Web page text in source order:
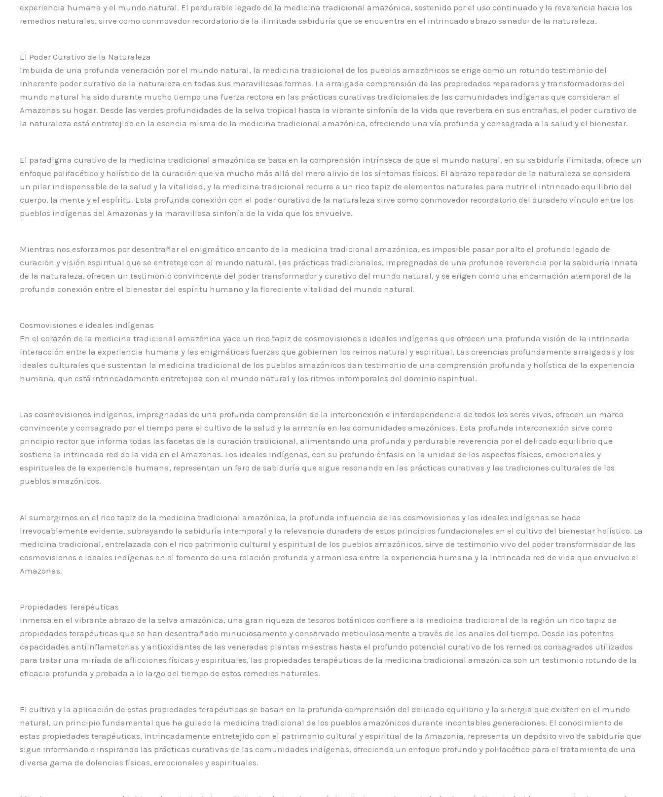
experiencia humana y el mundo natural. El perdurable legado de la medicina tradicional amazónica, sostenido por el uso continuado y la reverencia hacia los
remedios naturales, sirve como conmovedor recordatorio de la ilimitada sabiduría que se encuentra en el intrincado abrazo sanador de la naturaleza.
El Poder Curativo de la Naturaleza
Imbuida de una profunda veneración por el mundo natural, la medicina tradicional de los pueblos amazónicos se erige como un rotundo testimonio del
inherente poder curativo de la naturaleza en todas sus maravillosas formas. La arraigada comprensión de las propiedades reparadoras y transformadoras del
mundo natural ha sido durante mucho tiempo una fuerza rectora en las prácticas curativas tradicionales de las comunidades indígenas que consideran el
Amazonas su hogar. Desde las verdes profundidades de la selva tropical hasta la vibrante sinfonía de la vida que reverbera en sus entrañas, el poder curativo de
la naturaleza está entretejido en la esencia misma de la medicina tradicional amazónica, ofreciendo una vía profunda y consagrada a la salud y el bienestar.
El paradigma curativo de la medicina tradicional amazónica se basa en la comprensión intrínseca de que el mundo natural, en su sabiduría ilimitada, ofrece un
enfoque polifacético y holístico de la curación que va mucho más allá del mero alivio de los síntomas físicos. El abrazo reparador de la naturaleza se considera
un pilar indispensable de la salud y la vitalidad, y la medicina tradicional recurre a un rico tapiz de elementos naturales para nutrir el intrincado equilibrio del
cuerpo, la mente y el espíritu. Esta profunda conexión con el poder curativo de la naturaleza sirve como conmovedor recordatorio del duradero vínculo entre los
pueblos indígenas del Amazonas y la maravillosa sinfonía de la vida que los envuelve.
Mientras nos esforzamos por desentrañar el enigmático encanto de la medicina tradicional amazónica, es imposible pasar por alto el profundo legado de
curación y visión espiritual que se entreteje con el mundo natural. Las prácticas tradicionales, impregnadas de una profunda reverencia por la sabiduría innata
de la naturaleza, ofrecen un testimonio convincente del poder transformador y curativo del mundo natural, y se erigen como una encarnación atemporal de la
profunda conexión entre el bienestar del espíritu humano y la floreciente vitalidad del mundo natural.
Cosmovisiones e ideales indígenas
En el corazón de la medicina tradicional amazónica yace un rico tapiz de cosmovisiones e ideales indígenas que ofrecen una profunda visión de la intrincada
interacción entre la experiencia humana y las enigmáticas fuerzas que gobiernan los reinos natural y espiritual. Las creencias profundamente arraigadas y los
ideales culturales que sustentan la medicina tradicional de los pueblos amazónicos dan testimonio de una comprensión profunda y holística de la experiencia
humana, que está intrincadamente entretejida con el mundo natural y los ritmos intemporales del dominio espiritual.
Las cosmovisiones indígenas, impregnadas de una profunda comprensión de la interconexión e interdependencia de todos los seres vivos, ofrecen un marco
convincente y consagrado por el tiempo para el cultivo de la salud y la armonía en las comunidades amazónicas. Esta profunda interconexión sirve como
principio rector que informa todas las facetas de la curación tradicional, alimentando una profunda y perdurable reverencia por el delicado equilibrio que
sostiene la intrincada red de la vida en el Amazonas. Los ideales indígenas, con su profundo énfasis en la unidad de los aspectos físicos, emocionales y
espirituales de la experiencia humana, representan un faro de sabiduría que sigue resonando en las prácticas curativas y las tradiciones culturales de los
pueblos amazónicos.
Al sumergirnos en el rico tapiz de la medicina tradicional amazónica, la profunda influencia de las cosmovisiones y los ideales indígenas se hace
irrevocablemente evidente, subrayando la sabiduría intemporal y la relevancia duradera de estos principios fundacionales en el cultivo del bienestar holístico. La
medicina tradicional, entrelazada con el rico patrimonio cultural y espiritual de los pueblos amazónicos, sirve de testimonio vivo del poder transformador de las
cosmovisiones e ideales indígenas en el fomento de una relación profunda y armoniosa entre la experiencia humana y la intrincada red de vida que envuelve el
Amazonas.
Propiedades Terapéuticas
Inmersa en el vibrante abrazo de la selva amazónica, una gran riqueza de tesoros botánicos confiere a la medicina tradicional de la región un rico tapiz de
propiedades terapéuticas que se han desentrañado minuciosamente y conservado meticulosamente a través de los anales del tiempo. Desde las potentes
capacidades antiinflamatorias y antioxidantes de las veneradas plantas maestras hasta el profundo potencial curativo de los remedios consagrados utilizados
para tratar una miríada de aflicciones físicas y espirituales, las propiedades terapéuticas de la medicina tradicional amazónica son un testimonio rotundo de la
eficacia profunda y probada a lo largo del tiempo de estos remedios naturales.
El cultivo y la aplicación de estas propiedades terapéuticas se basan en la profunda comprensión del delicado equilibrio y la sinergia que existen en el mundo
natural, un principio fundamental que ha guiado la medicina tradicional de los pueblos amazónicos durante incontables generaciones. El conocimiento de
estas propiedades terapéuticas, intrincadamente entretejido con el patrimonio cultural y espiritual de la Amazonia, representa un depósito vivo de sabiduría que
sigue informando e inspirando las prácticas curativas de las comunidades indígenas, ofreciendo un enfoque profundo y polifacético para el tratamiento de una
diversa gama de dolencias físicas, emocionales y espirituales.